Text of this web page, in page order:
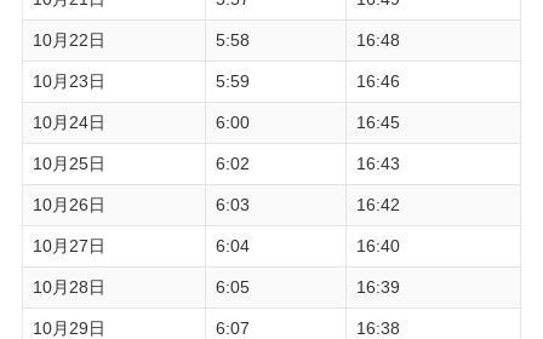
10月22日 5:58 16:48
10月23日 5:59 16:46
10月24日 6:00 16:45
10月25日 6:02 16:43
10月26日 6:03 16:42
10月27日 6:04 16:40
10月28日 6:05 16:39
10月29日 6:07 16:38